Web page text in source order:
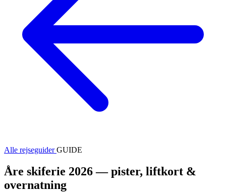
Alle rejseguiderGUIDE
Åre skiferie 2026 — pister, liftkort &
overnatning